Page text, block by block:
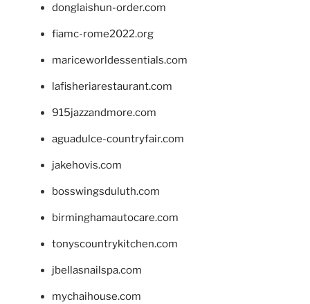
donglaishun-order.com
fiamc-rome2022.org
mariceworldessentials.com
lafisheriarestaurant.com
915jazzandmore.com
aguadulce-countryfair.com
jakehovis.com
bosswingsduluth.com
birminghamautocare.com
tonyscountrykitchen.com
jbellasnailspa.com
mychaihouse.com